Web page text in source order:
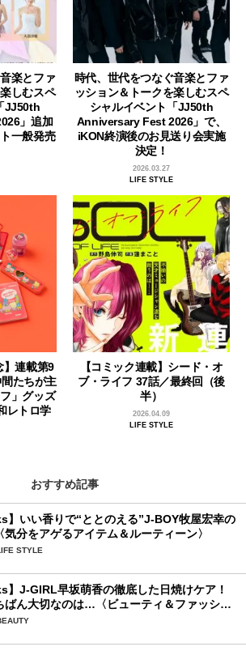
楽とファ
しむスペ
JJ50th
」追加
一般発売
時代、世代をつなぐ音楽とファ
ッション＆トークを楽しむスペ
シャルイベント「JJ50th
Anniversary Fest 2026」で、
iKON終演後のお見送り会実施
決定！
2026.03.27
LIFE STYLE
】連載第9
たちが主
」グッズ
レトロ学
【コミック連載】シード・オ
ブ・ライフ 37話／最終回（後
半）
2026.04.09
LIFE STYLE
おすすめ記事
】いい香りで“ととのえる”J-BOY牧屋宏幸の
気分をアゲるアイテム＆ルーティーン〉
STYLE
】J-GIRL早坂萌香の徹底した日焼けケア！
ばん大切なのは…〈ビューティ＆ファッショ
品〉